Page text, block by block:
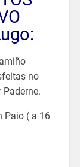
no
Paio ( a 16